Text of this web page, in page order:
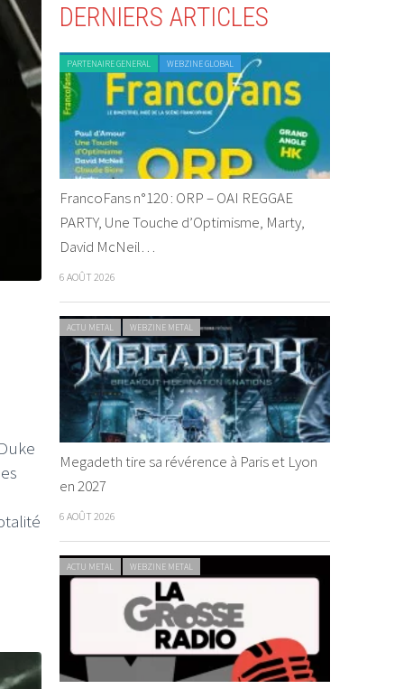
DERNIERS ARTICLES
PARTENAIRE GENERAL WEBZINE GLOBAL
FrancoFans n°120 : ORP – OAI REGGAE
PARTY, Une Touche d’Optimisme, Marty,
David McNeil…
6 AOÛT 2026
ACTU METAL WEBZINE METAL
Megadeth tire sa révérence à Paris et Lyon
en 2027
6 AOÛT 2026
ACTU METAL WEBZINE METAL